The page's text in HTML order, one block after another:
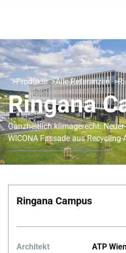
Produkte Alle Referenzen
Ringana
Ganzheitlich klimagerecht: Neuer
WICONA Fassade aus
Ringana Campus
Architekt
ATP